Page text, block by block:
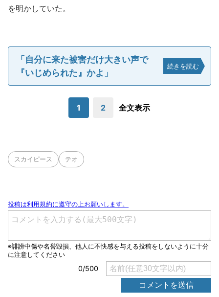
を明かしていた。
「自分に来た被害だけ大きい声で
『いじめられた』かよ」
続きを読む
1 2 全文表示
スカイピース テオ